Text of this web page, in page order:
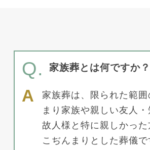
Q. 家族葬とは何ですか？
家族葬は、限られた範
まり家族や親しい友人・
故人様と特に親しかった
こぢんまりとした葬儀